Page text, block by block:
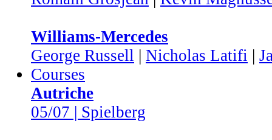
Williams-Mercedes
George Russell | Nicholas Latifi |
Courses
Autriche
05/07 | Spielberg